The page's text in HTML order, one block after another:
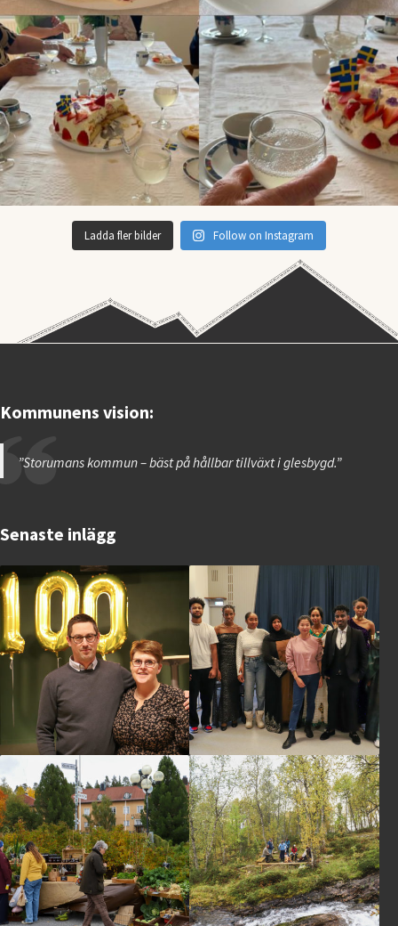
Ladda fler bilder Follow on Instagram
Kommunens vision:
”Storumans kommun – bäst på hållbar tillväxt i glesbygd.”
Senaste inlägg